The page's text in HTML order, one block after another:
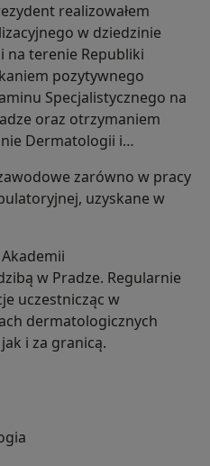
realizowałem
w dziedzinie
na terenie Republiki
pozytywnego
Specjalistycznego na
oraz otrzymaniem
Dermatologii i
zarówno w pracy
uzyskane w
w Pradze. Regularnie
uczestnicząc w
dermatologicznych
i za granicą.